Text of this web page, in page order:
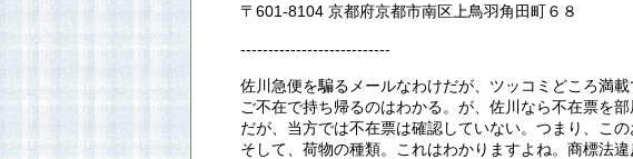
〒601-8104 京都府京都市南区上鳥羽角田町６８
---------------------------
佐川急便を騙るメールなわけだが、ツッコミどころ満載
ご不在で持ち帰るのはわかる。が、佐川なら不在票を
だが、当方では不在票は確認していない。つまり、こ
そして、荷物の種類。これはわかりますよね。商標法